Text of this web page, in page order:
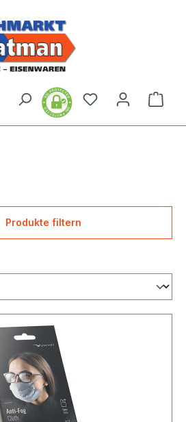
Produkte filtern